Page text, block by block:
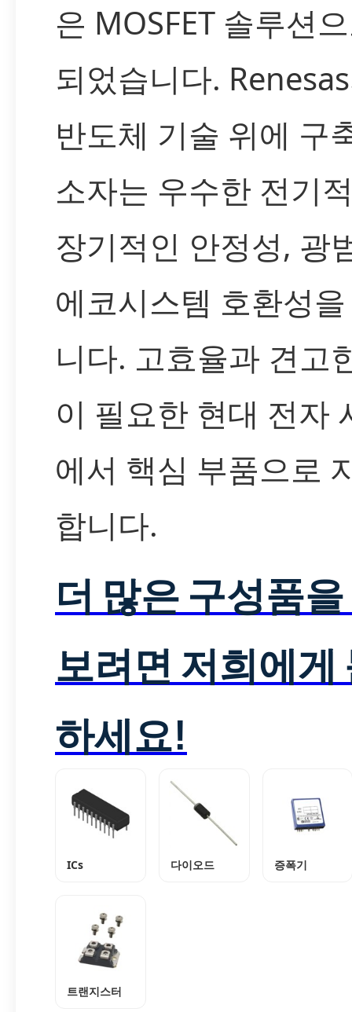
은 MOSFET 솔루션
되었습니다.
반도체 기술 위에 구
소자는 우수한 전기
장기적인 안정성, 광
에코시스템 호환성
니다. 고효율과 견고
이 필요한 현대 전자
에서 핵심 부품으로
합니다.
더 많은 구성품
보려면 저희에게
하세요!
ICs 다이오드 증폭기
트랜지스터